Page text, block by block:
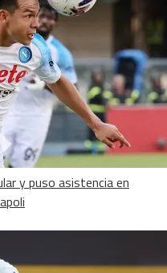
y puso asistencia en